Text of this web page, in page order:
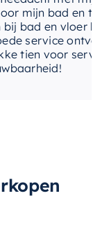
keuze. Het
en kwaliteit
mijn bad en
bad en vloer
service
tien voor service,